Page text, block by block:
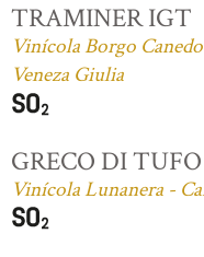
TRAMINER IGT
Vinícola Borgo
Veneza Giulia
GRECO DI
Vinícola Lunanera -